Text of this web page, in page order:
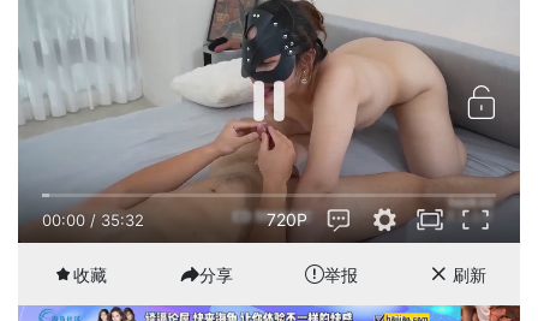
00:00 / 35:32 720P
收藏 分享 举报 刷新